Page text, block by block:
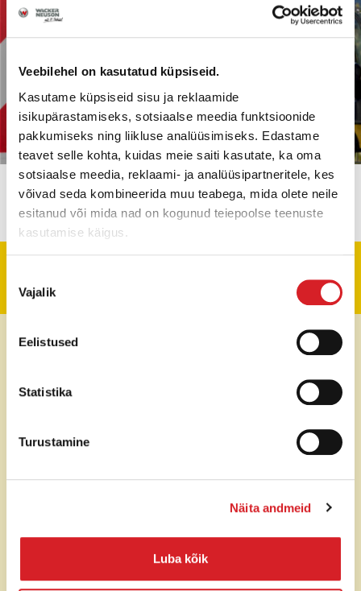
Veebilehel on kasutatud küpsiseid.
Kasutame küpsiseid sisu ja reklaamide
isikupärastamiseks, sotsiaalse meedia funktsioonide
pakkumiseks ning liikluse analüüsimiseks. Edastame
teavet selle kohta, kuidas meie saiti kasutate, ka oma
sotsiaalse meedia, reklaami- ja analüüsipartneritele, kes
võivad seda kombineerida muu teabega, mida olete neile
esitanud või mida nad on kogunud teiepoolse teenuste
kasutamise käigus.
valik
Vajalik
Eelistused
Statistika
Turustamine
Näita andmeid
Luba kõik
Sitiena enerģija
Bākas tilpums 1,8 L
Dzinēja jauda 1,7 kW